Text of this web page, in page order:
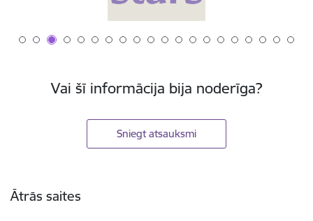
Vai šī informācija bija noderīga?
Sniegt atsauksmi
Ātrās saites